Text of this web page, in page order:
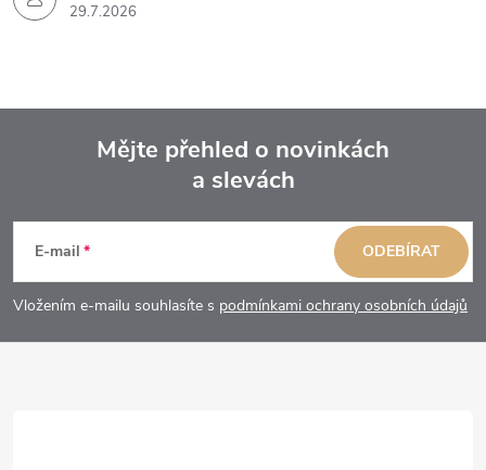
29.7.2026
p
a
Mějte přehled o novinkách
a slevách
E-mail
Vložením e-mailu souhlasíte s podmínkami ochrany osobních údajů
ODEBÍRAT